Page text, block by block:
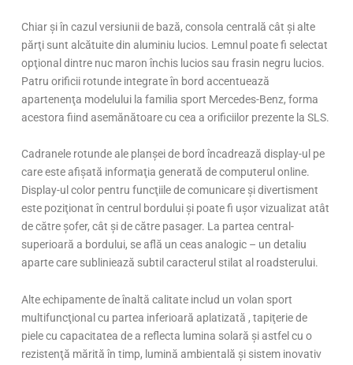
Chiar şi în cazul versiunii de bază, consola centrală cât şi alte
părţi sunt alcătuite din aluminiu lucios. Lemnul poate fi selectat
opţional dintre nuc maron închis lucios sau frasin negru lucios.
Patru orificii rotunde integrate în bord accentuează
apartenenţa modelului la familia sport Mercedes-Benz, forma
acestora fiind asemănătoare cu cea a orificiilor prezente la SLS.
Cadranele rotunde ale planşei de bord încadrează display-ul pe
care este afişată informaţia generată de computerul online.
Display-ul color pentru funcţiile de comunicare şi divertisment
este poziţionat în centrul bordului şi poate fi uşor vizualizat atât
de către şofer, cât şi de către pasager. La partea central-
superioară a bordului, se află un ceas analogic – un detaliu
aparte care subliniează subtil caracterul stilat al roadsterului.
Alte echipamente de înaltă calitate includ un volan sport
multifuncţional cu partea inferioară aplatizată , tapiţerie de
piele cu capacitatea de a reflecta lumina solară şi astfel cu o
rezistenţă mărită în timp, lumină ambientală şi sistem inovativ